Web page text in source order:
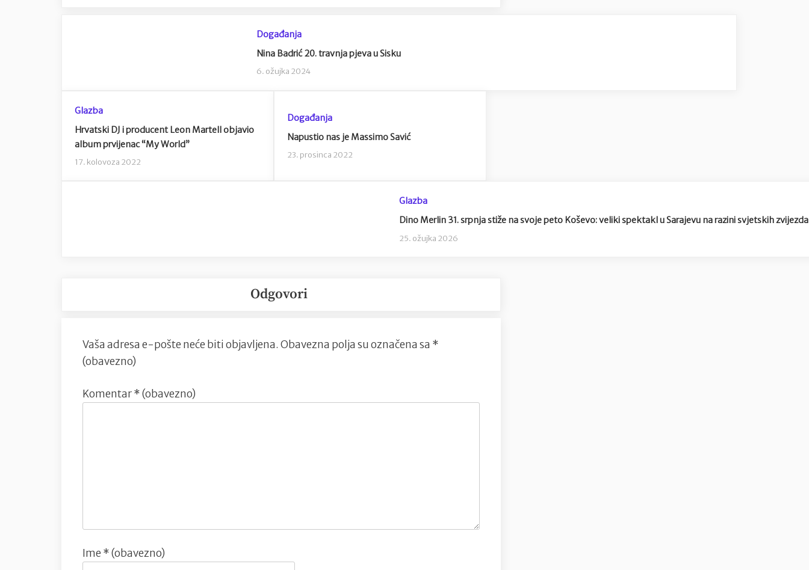
Događanja
Nina Badrić 20. travnja pjeva u Sisku
6. ožujka 2024
Glazba
Hrvatski DJ i producent Leon Martell objavio
album prvijenac “My World”
17. kolovoza 2022
Događanja
Napustio nas je Massimo Savić
23. prosinca 2022
Glazba
Dino Merlin 31. srpnja stiže na svoje peto Koševo: veliki spektakl u Sarajevu na razini svjetskih zvijezda
25. ožujka 2026
Odgovori
Vaša adresa e-pošte neće biti objavljena. Obavezna polja su označena sa *
(obavezno)
Komentar* (obavezno)
Ime * (obavezno)